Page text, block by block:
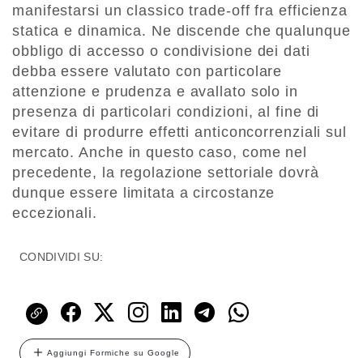
manifestarsi un classico trade-off fra efficienza
statica e dinamica. Ne discende che qualunque
obbligo di accesso o condivisione dei dati
debba essere valutato con particolare
attenzione e prudenza e avallato solo in
presenza di particolari condizioni, al fine di
evitare di produrre effetti anticoncorrenziali sul
mercato. Anche in questo caso, come nel
precedente, la regolazione settoriale dovrà
dunque essere limitata a circostanze
eccezionali.
CONDIVIDI SU:
Aggiungi Formiche su Google